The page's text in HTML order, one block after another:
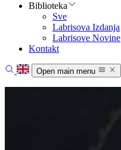
Biblioteka
Sve
Labrisova Izdanja
Labrisove Novine
Kontakt
Open main menu